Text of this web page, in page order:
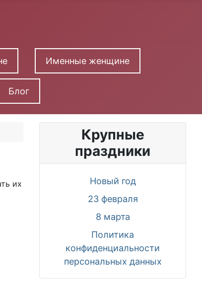
Именные женщине
Блог
их
Крупные
праздники
Новый год
23 февраля
8 марта
Политика
конфиденциальности
персональных данных